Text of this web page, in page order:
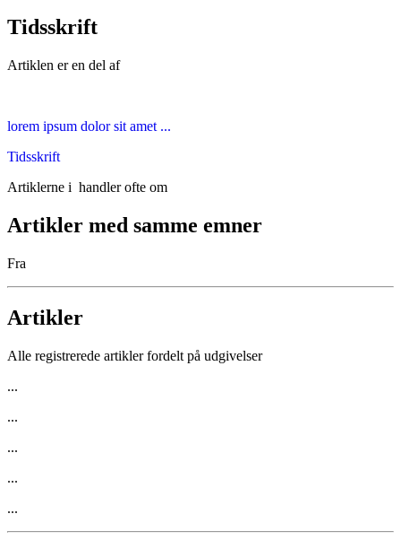
Tidsskrift
Artiklen er en del af
lorem ipsum dolor sit amet ...
Tidsskrift
Artiklerne i handler ofte om
Artikler med samme emner
Fra
Artikler
Alle registrerede artikler fordelt på udgivelser
...
...
...
...
...